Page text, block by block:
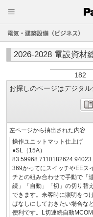
電気・建築設備（ビジネス）
2026-2028 電設資材
182
お探しのページはデジタ
左ページから抽出された内容
操作ユニットマット仕上げ
●SL（15A）
369かってにスイッチやEEス
チとの組み合わせで手動で「
続」「自動」「切」の切り替
できます。来客時に照明をつ
ぱなしにしておきたい場合な
便利です。L切連続自動